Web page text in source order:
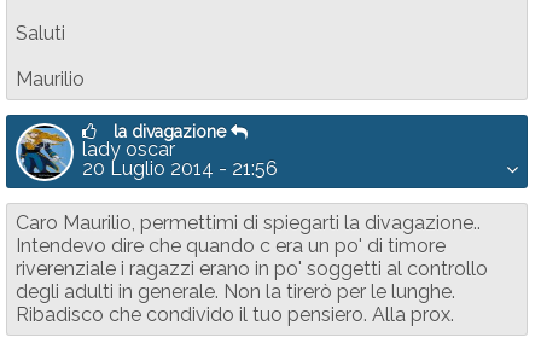
Saluti
Maurilio
la divagazione
lady oscar
20 Luglio 2014 - 21:56
Caro Maurilio, permettimi di spiegarti la divagazione..
Intendevo dire che quando c era un po' di timore
riverenziale i ragazzi erano in po' soggetti al controllo
degli adulti in generale. Non la tirerò per le lunghe.
Ribadisco che condivido il tuo pensiero. Alla prox.